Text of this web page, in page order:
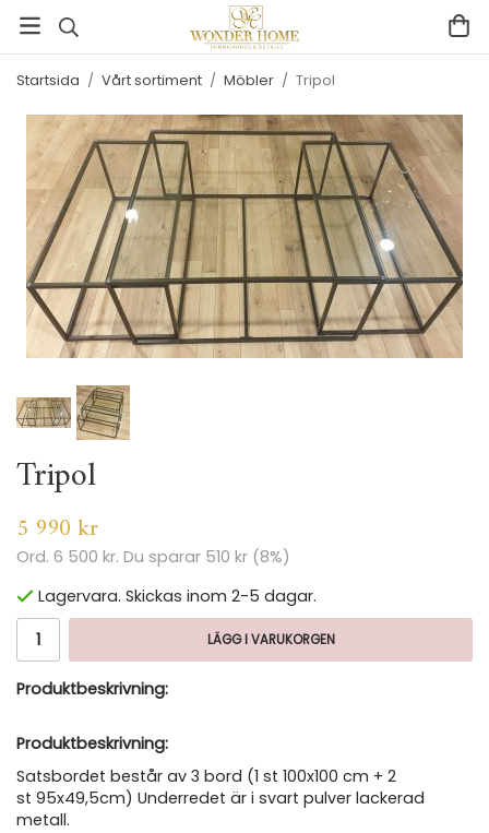
Startsida / Vårt sortiment / Möbler / Tripol
Tripol
5 990 kr
Ord. 6 500 kr. Du sparar 510 kr (8%)
Lagervara. Skickas inom 2-5 dagar.
LÄGG I VARUKORGEN
Produktbeskrivning:
Produktbeskrivning:
Satsbordet består av 3 bord (1 st 100x100 cm + 2
st 95x49,5cm) Underredet är i svart pulver lackerad
metall.